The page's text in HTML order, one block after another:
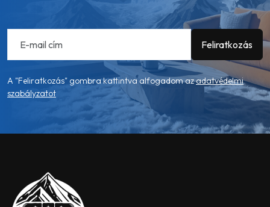
A "Feliratkozás" gombra kattintva alfogadom azadatvédelmi
szabályzatot